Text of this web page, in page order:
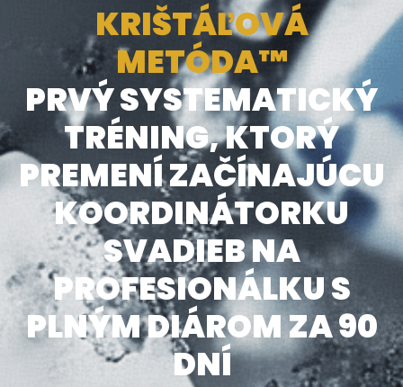
KRIŠTÁĽOVÁ
METÓDA™
PRVÝ SYSTEMATICKÝ
TRÉNING, KTORÝ
PREMENÍ ZAČÍNAJÚCU
KOORDINÁTORKU
SVADIEB NA
PROFESIONÁLKU S
PLNÝM DIÁROM ZA 90
DNÍ